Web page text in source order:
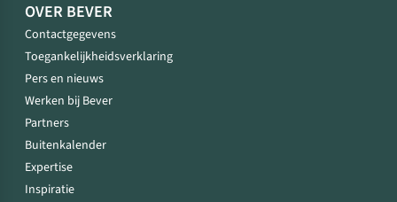
OVER BEVER
Contactgegevens
Toegankelijkheidsverklaring
Pers en nieuws
Werken bij Bever
Partners
Buitenkalender
Expertise
Inspiratie